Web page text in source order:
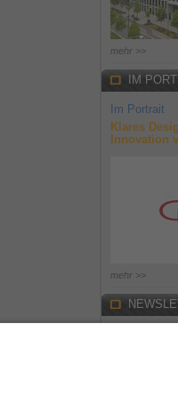
mehr >>
IM
Im Portrait
Klares
Innovation
mehr >>